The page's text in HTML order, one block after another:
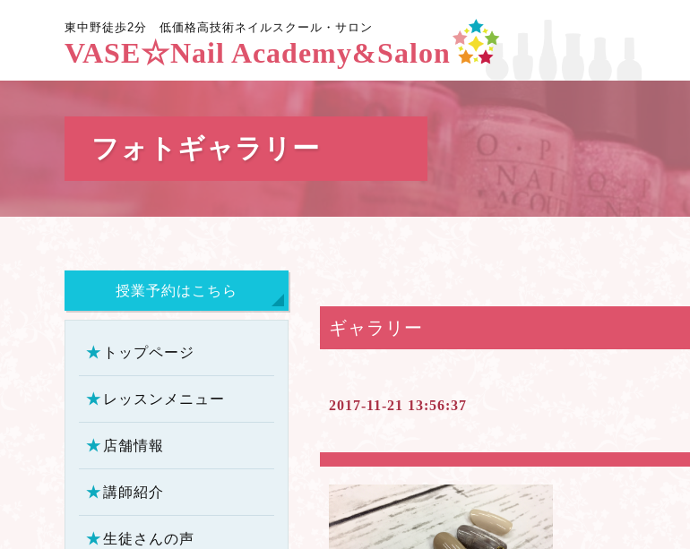
東中野徒歩2分 低価格高技術ネイルスクール・サロン
VASE☆Nail Academy&Salon
フォトギャラリー
授業予約はこちら
トップページ
レッスンメニュー
店舗情報
講師紹介
生徒さんの声
ギャラリー
2017-11-21 13:56:37